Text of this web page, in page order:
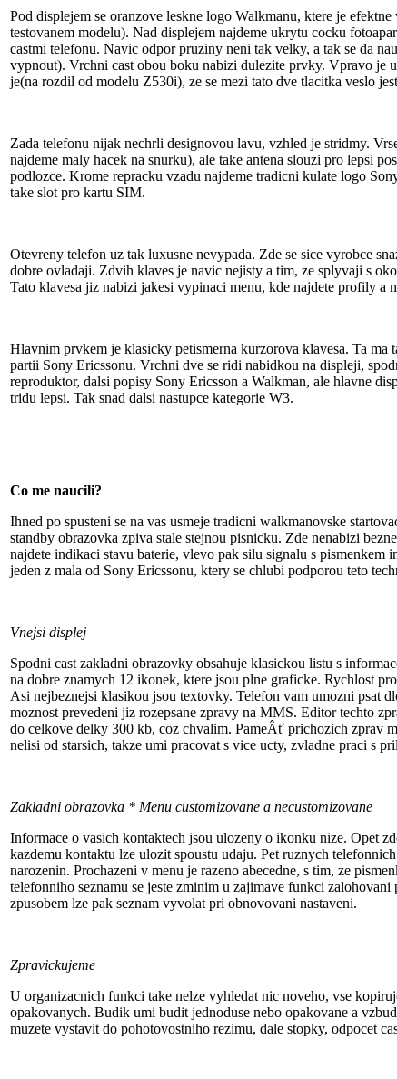
Pod displejem se oranzove leskne logo Walkmanu, ktere je
testovanem modelu). Nad displejem najdeme ukrytu cocku
castmi telefonu. Navic odpor pruziny neni tak velky, a tak se da
vypnout). Vrchni cast obou boku nabizi dulezite prvky. Vpravo je
je(na rozdil od modelu Z530i), ze se mezi tato dve tlacitka veslo
Zada telefonu nijak nechrli designovou lavu, vzhled je stridmy.
najdeme maly hacek na snurku), ale take antena slouzi pro lepsi
podlozce. Krome repracku vzadu najdeme tradicni kulate logo
take slot pro kartu SIM.
Otevreny telefon uz tak luxusne nevypada. Zde se sice vyrobce
dobre ovladaji. Zdvih klaves je navic nejisty a tim, ze splyvaji s
Tato klavesa jiz nabizi jakesi vypinaci menu, kde najdete profily a
Hlavnim prvkem je klasicky petismerna kurzorova klavesa. Ta
partii Sony Ericssonu. Vrchni dve se ridi nabidkou na displeji,
reproduktor, dalsi popisy Sony Ericsson a Walkman, ale hlavne
tridu lepsi. Tak snad dalsi nastupce kategorie W3.
Co me naucili?
Ihned po spusteni se na vas usmeje tradicni walkmanovske
standby obrazovka zpiva stale stejnou pisnicku. Zde nenabizi
najdete indikaci stavu baterie, vlevo pak silu signalu s
jeden z mala od Sony Ericssonu, ktery se chlubi podporou teto
Vnejsi displej
Spodni cast zakladni obrazovky obsahuje klasickou listu s
na dobre znamych 12 ikonek, ktere jsou plne graficke. Rychlost
Asi nejbeznejsi klasikou jsou textovky. Telefon vam umozni psat
moznost prevedeni jiz rozepsane zpravy na MMS. Editor techto
do celkove delky 300 kb, coz chvalim. PameÂť prichozich zprav
nelisi od starsich, takze umi pracovat s vice ucty, zvladne praci s
Zakladni obrazovka * Menu customizovane a necustomizovane
Informace o vasich kontaktech jsou ulozeny o ikonku nize. Opet
kazdemu kontaktu lze ulozit spoustu udaju. Pet ruznych
narozenin. Prochazeni v menu je razeno abecedne, s tim, ze
telefonniho seznamu se jeste zminim u zajimave funkci
zpusobem lze pak seznam vyvolat pri obnovovani nastaveni.
Zpravickujeme
U organizacnich funkci take nelze vyhledat nic noveho, vse
opakovanych. Budik umi budit jednoduse nebo opakovane a
muzete vystavit do pohotovostniho rezimu, dale stopky, odpocet